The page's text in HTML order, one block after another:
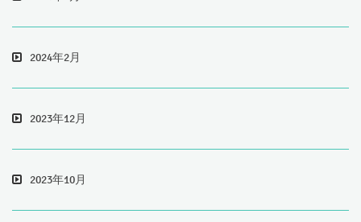
2024年2月
2023年12月
2023年10月